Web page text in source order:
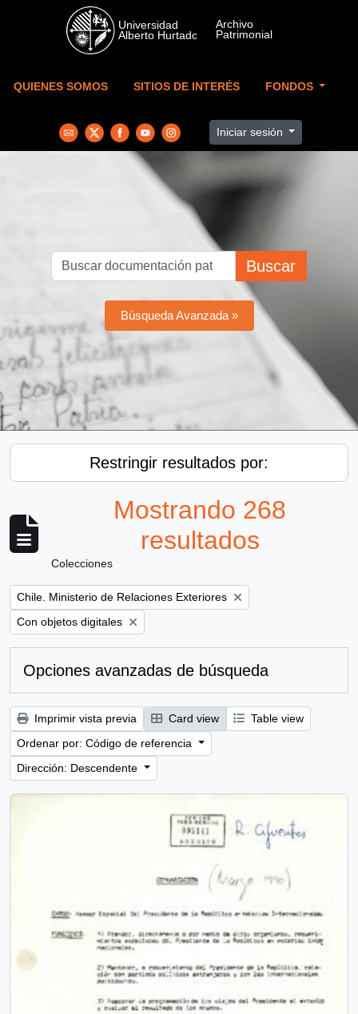
Skip to main content
QUIENES SOMOS SITIOS DE INTERÉS FONDOS
Iniciar sesión
Buscar
Búsqueda Avanzada »
Restringir resultados por:
Mostrando 268
resultados
Colecciones
Remove filter:
Chile. Ministerio de Relaciones Exteriores
Remove filter:
Con objetos digitales
Opciones avanzadas de búsqueda
Imprimir vista previa Card view
Table view
Ordenar por: Código de referencia
Dirección: Descendente